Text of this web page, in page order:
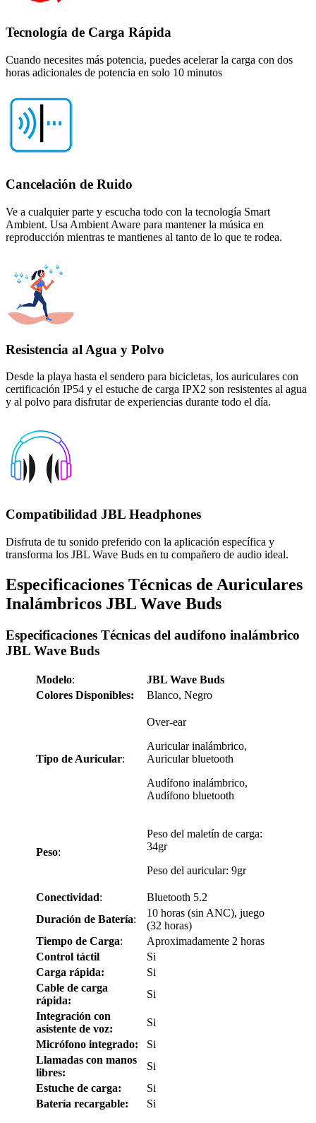
Tecnología de Carga Rápida
Cuando necesites más potencia, puedes acelerar la carga con dos
horas adicionales de potencia en solo 10 minutos
Cancelación de Ruido
Ve a cualquier parte y escucha todo con la tecnología Smart
Ambient. Usa Ambient Aware para mantener la música en
reproducción mientras te mantienes al tanto de lo que te rodea.
Resistencia al Agua y Polvo
Desde la playa hasta el sendero para bicicletas, los auriculares con
certificación IP54 y el estuche de carga IPX2 son resistentes al agua
y al polvo para disfrutar de experiencias durante todo el día.
Compatibilidad JBL Headphones
Disfruta de tu sonido preferido con la aplicación específica y
transforma los JBL Wave Buds en tu compañero de audio ideal.
Especificaciones Técnicas de Auriculares
Inalámbricos JBL Wave Buds
Especificaciones Técnicas del audífono inalámbrico
JBL Wave Buds
Modelo:
JBL Wave Buds
Colores Disponibles:
Blanco, Negro
Tipo de Auricular:
Over-ear
Auricular inalámbrico,
Auricular bluetooth
Audífono inalámbrico,
Audífono bluetooth
Peso:
Peso del maletín de carga:
34gr
Peso del auricular: 9gr
Conectividad:
Bluetooth 5.2
Duración de Batería:
10 horas (sin ANC), juego
(32 horas)
Tiempo de Carga:
Aproximadamente 2 horas
Control táctil
Si
Carga rápida:
Si
Cable de carga
rápida:
Si
Integración con
asistente de voz:
Si
Micrófono integrado:
Si
Llamadas con manos
libres:
Si
Estuche de carga:
Si
Batería recargable:
Si